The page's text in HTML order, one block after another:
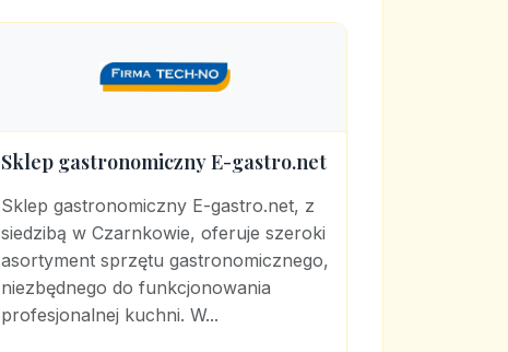
Sklep gastronomiczny E-gastro.net
Sklep gastronomiczny E-gastro.net, z
siedzibą w Czarnkowie, oferuje szeroki
asortyment sprzętu gastronomicznego,
niezbędnego do funkcjonowania
profesjonalnej kuchni. W...